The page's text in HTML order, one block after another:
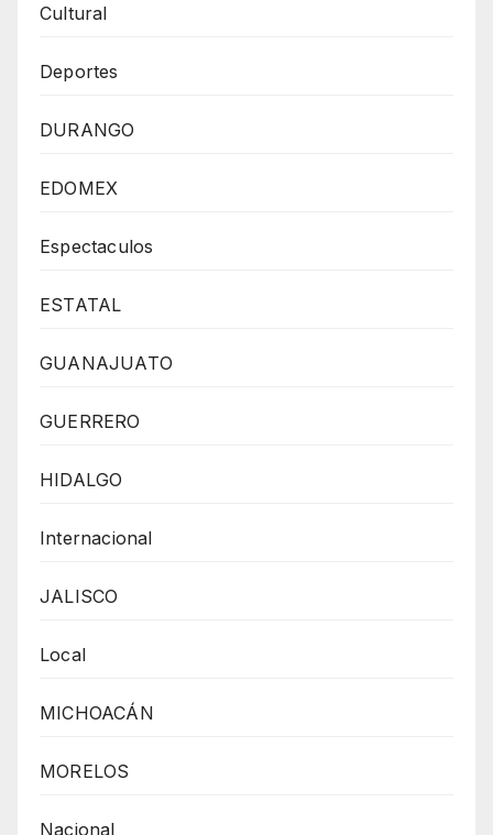
Cultural
Deportes
DURANGO
EDOMEX
Espectaculos
ESTATAL
GUANAJUATO
GUERRERO
HIDALGO
Internacional
JALISCO
Local
MICHOACÁN
MORELOS
Nacional